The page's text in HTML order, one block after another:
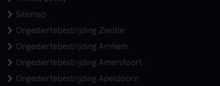
Sitemap
Ongediertebestrijding Zwolle
Ongediertebestrijding Arnhem
Ongediertebestrijding Amersfoort
Ongediertebestrijding Apeldoorn